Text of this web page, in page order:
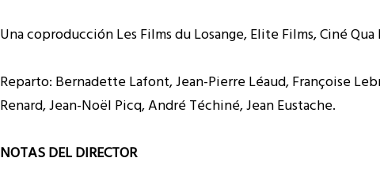
Una coproducción Les Films du Losange, Elite Films, Ciné
Reparto: Bernadette Lafont, Jean-Pierre Léaud, Françoise
Renard, Jean-Noël Picq, André Téchiné, Jean Eustache.
NOTAS DEL DIRECTOR